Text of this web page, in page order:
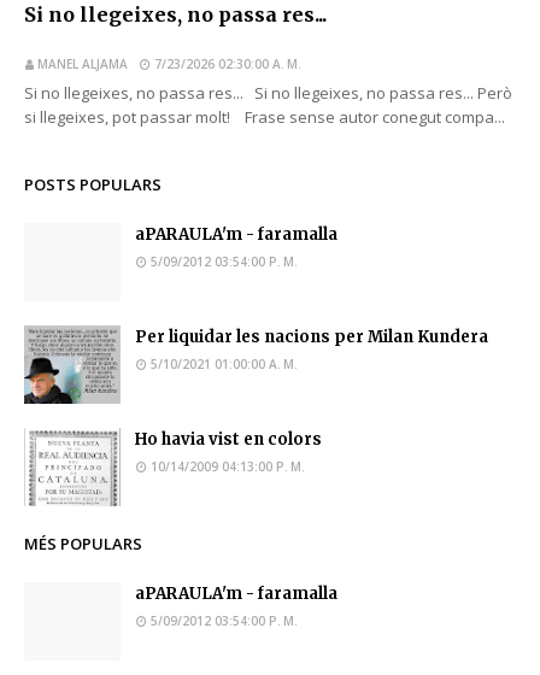
Si no llegeixes, no passa res...
MANEL ALJAMA 7/23/2026 02:30:00 A. M.
Si no llegeixes, no passa res... Si no llegeixes, no passa res... Però
si llegeixes, pot passar molt! Frase sense autor conegut compa...
POSTS POPULARS
aPARAULA'm - faramalla
5/09/2012 03:54:00 P. M.
Per liquidar les nacions per Milan Kundera
5/10/2021 01:00:00 A. M.
Ho havia vist en colors
10/14/2009 04:13:00 P. M.
MÉS POPULARS
aPARAULA'm - faramalla
5/09/2012 03:54:00 P. M.